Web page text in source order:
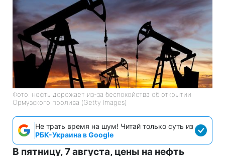
Фото: нефть дорожает из-за беспокойства об открытии
Ормузского пролива (Getty Images)
Не трать время на шум! Читай только суть из
РБК-Украина в Google
В пятницу, 7 августа, цены на нефть